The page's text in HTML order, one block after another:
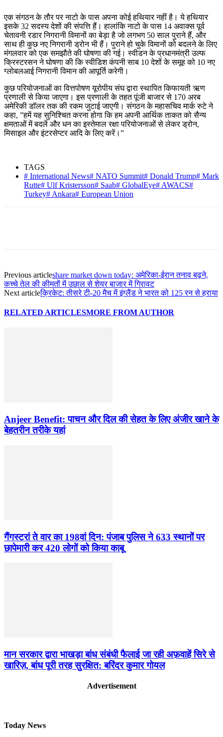
एक संगठन के तौर पर नाटो के पास अपना कोई हथियार नहीं है। ये हथियार
इसके 32 सदस्य देशों की संपत्ति हैं। हालांकि नाटो के पास 14 अवाक्स पूर्व
चेतावनी रडार निगरानी विमानों का बेड़ा है जो लगभग 50 साल पुराने हैं, और
साथ ही कुछ नए निगरानी ड्रोन भी हैं। पुराने हो चुके विमानों को बदलने के लिए
मंगलवार को एक समझौते की घोषणा की गई। स्वीडन के प्रधानमंत्री उल्फ
क्रिस्टरसन ने घोषणा की कि स्वीडिश कंपनी साब 10 देशों के समूह को 10 नए
ग्लोबलआई निगरानी विमान की आपूर्ति करेगी।
कुछ परियोजनाओं का वित्तपोषण यूरोपीय संघ द्वारा स्थापित किफायती ऋण
प्रणाली से किया जाएगा। इस प्रणाली के तहत पूंजी बाजार से 170 अरब
अमेरिकी डॉलर तक की रकम जुटाई जाएगी। संगठन के महासचिव मार्क रुटे ने
कहा, ”हमें यह सुनिश्चित करना होगा कि हम अपनी आर्थिक ताकत को सैन्य
क्षमताओं में बदलें और धन का इस्तेमाल रक्षा परियोजनाओं से लेकर ड्रोन,
मिसाइल और इंटरसेप्टर आदि के लिए करें।”
TAGS
# International News# NATO Summit# Donald Trump# Mark
Rutte# Ulf Kristersson# Saab# GlobalEye# AWACS#
Turkey# Ankara# European Union
Previous articleshare market down today: अमेरिका-ईरान तनाव बढ़ने,
कच्चे तेल की कीमतों में उछाल से शेयर बाजार में गिरावट
Next articleक्रिकेट: तीसरे टी-20 मैच में इंग्लैंड ने भारत को 125 रन से हराया
RELATED ARTICLESMORE FROM AUTHOR
Anjeer Benefit: पाचन और दिल की सेहत के लिए अंजीर खाने के
बेहतरीन तरीके यहां
गैंगस्टरां ते वार का 198वां दिन: पंजाब पुलिस ने 633 स्थानों पर
छापेमारी कर 420 लोगों को किया काबू
मान सरकार द्वारा भाखड़ा बांध संबंधी फैलाई जा रही अफ़वाहें सिरे से
खारिज़, बांध पूरी तरह सुरक्षित: बरिंदर कुमार गोयल
Advertisement
Today News